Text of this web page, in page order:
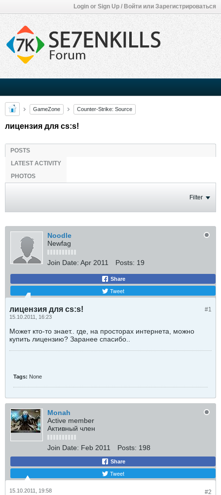
Login or Sign Up / Войти или Зарегистрироваться
GameZone Counter-Strike: Source
лицензия для cs:s!
POSTS
LATEST ACTIVITY
PHOTOS
Filter
Noodle
Newfag
Join Date: Apr 2011 Posts: 19
Share
Tweet
#1
лицензия для cs:s!
15.10.2011, 16:23
Может кто-то знает.. где, на просторах интернета, можно
купить лицензию? Заранее спасибо..
Tags: None
Monah
Active member
Активный член
Join Date: Feb 2011 Posts: 198
Share
Tweet
#2
15.10.2011, 19:58